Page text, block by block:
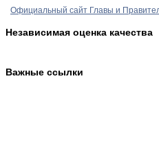
Официальный сайт Главы и
Независимая оценка качества
Важные ссылки